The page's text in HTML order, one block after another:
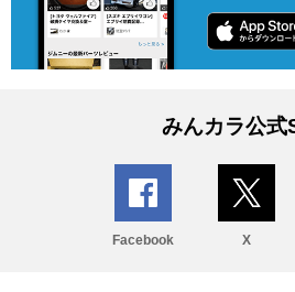
みんカラ公式
Facebook X